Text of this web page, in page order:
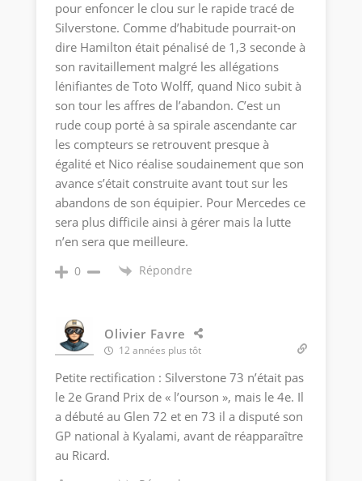
pour enfoncer le clou sur le rapide tracé de
Silverstone. Comme d’habitude pourrait-on
dire Hamilton était pénalisé de 1,3 seconde à
son ravitaillement malgré les allégations
lénifiantes de Toto Wolff, quand Nico subit à
son tour les affres de l’abandon. C’est un
rude coup porté à sa spirale ascendante car
les compteurs se retrouvent presque à
égalité et Nico réalise soudainement que son
avance s’était construite avant tout sur les
abandons de son équipier. Pour Mercedes ce
sera plus difficile ainsi à gérer mais la lutte
n’en sera que meilleure.
0 Répondre
Olivier Favre
12 années plus tôt
Petite rectification : Silverstone 73 n’était pas
le 2e Grand Prix de « l’ourson », mais le 4e. Il
a débuté au Glen 72 et en 73 il a disputé son
GP national à Kyalami, avant de réapparaître
au Ricard.